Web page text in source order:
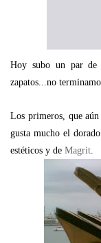
Hoy subo un par de
zapatos...no
Los primeros, que
gusta mucho el
estéticos y de Magrit